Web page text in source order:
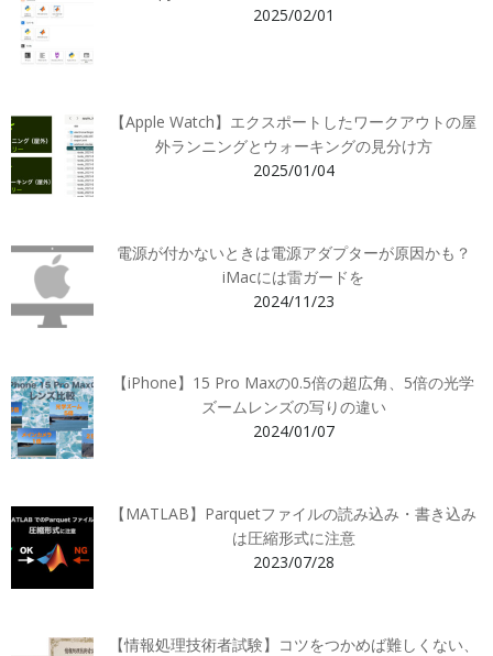
2025/02/01
【Apple Watch】エクスポートしたワークアウトの屋
外ランニングとウォーキングの見分け方
2025/01/04
電源が付かないときは電源アダプターが原因かも？
iMacには雷ガードを
2024/11/23
【iPhone】15 Pro Maxの0.5倍の超広角、5倍の光学
ズームレンズの写りの違い
2024/01/07
【MATLAB】Parquetファイルの読み込み・書き込み
は圧縮形式に注意
2023/07/28
【情報処理技術者試験】コツをつかめば難しくない、